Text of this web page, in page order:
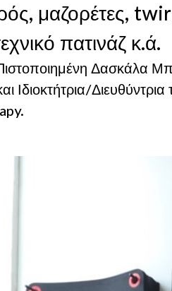
Κλινικοί/ές
μαζορέτες,
πατινάζ κ.ά.
Δασκάλα
Ιδιοκτήτρια/Διευθύντρια